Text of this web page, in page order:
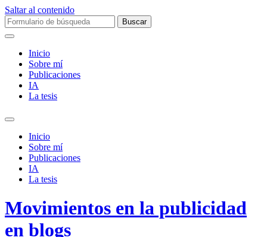
Saltar al contenido
Buscar:
Inicio
Sobre mí­
Publicaciones
IA
La tesis
Alternar
campo
búsqueda
Inicio
Sobre mí­
Publicaciones
IA
La tesis
Movimientos en la publicidad
en blogs